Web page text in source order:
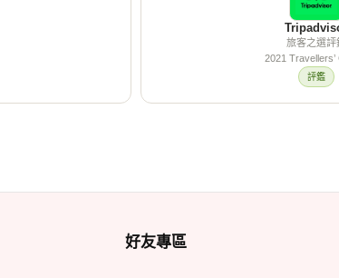
旅客之選評
2021 Travellers’
評鑑
Footer
好友專區